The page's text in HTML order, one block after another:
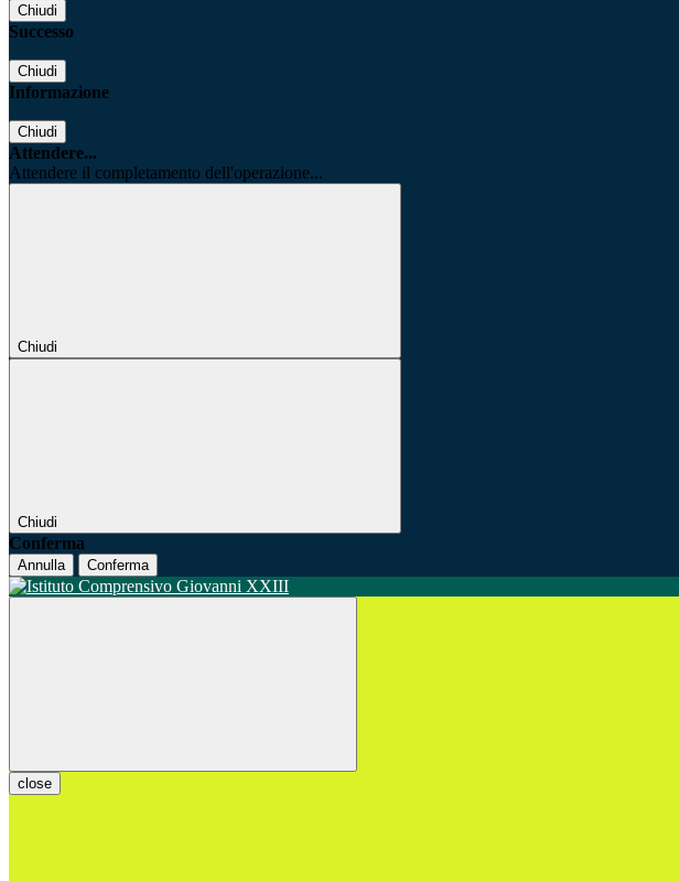
Chiudi
Successo
Chiudi
Informazione
Chiudi
Attendere...
Attendere il completamento dell'operazione...
Chiudi
Chiudi
Conferma
Annulla Conferma
close